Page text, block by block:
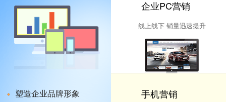
塑造企业品牌形象
企业PC营销
线上线下 销量迅速提升
手机营销